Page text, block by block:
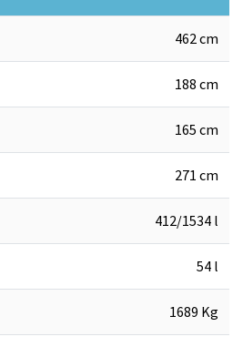
462 cm
188 cm
165 cm
271 cm
412/1534 l
54 l
1689 Kg